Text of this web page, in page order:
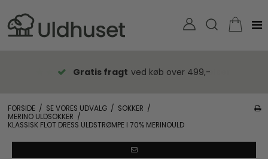
Gratis fragt ved køb over 499,-
FORSIDE / SE VORES UDVALG / SOKKER /
MERINO ULDSOKKER /
KLASSISK FLOT DRESS ULDSTRØMPE I 70% MERINOULD